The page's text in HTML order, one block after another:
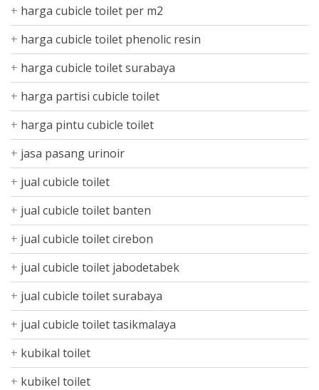
harga cubicle toilet per m2
harga cubicle toilet phenolic resin
harga cubicle toilet surabaya
harga partisi cubicle toilet
harga pintu cubicle toilet
jasa pasang urinoir
jual cubicle toilet
jual cubicle toilet banten
jual cubicle toilet cirebon
jual cubicle toilet jabodetabek
jual cubicle toilet surabaya
jual cubicle toilet tasikmalaya
kubikal toilet
kubikel toilet